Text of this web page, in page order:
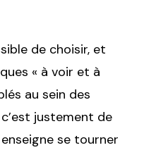
de choisir, et
« à voir et à
au sein des
justement de
se tourner